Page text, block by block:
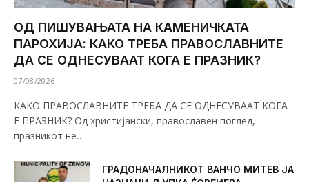
ОД ПИШУВАЊАТА НА КАМЕНИЧКАТА
ПАРОХИЈА: КАКО ТРЕБА ПРАВОСЛАВНИТЕ
ДА СЕ ОДНЕСУВААТ КОГА Е ПРАЗНИК?
07/08/2026
КАКО ПРАВОСЛАВНИТЕ ТРЕБА ДА СЕ ОДНЕСУВААТ КОГА
Е ПРАЗНИК? Од христијански, православен поглед,
празникот не…
ГРАДОНАЧАЛНИКОТ ВАНЧО МИТЕВ ЈА